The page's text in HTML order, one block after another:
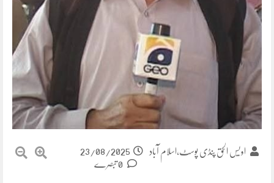
اویس الحق پنڈی پوسٹ،اسلام آباد
23/08/2025